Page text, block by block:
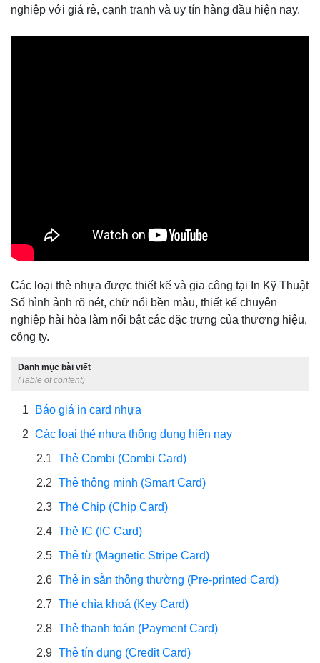
nghiệp với giá rẻ, cạnh tranh và uy tín hàng đầu hiện nay.
Các loại thẻ nhựa được thiết kế và gia công tại In Kỹ Thuật
Số hình ảnh rõ nét, chữ nổi bền màu, thiết kế chuyên
nghiệp hài hòa làm nổi bật các đặc trưng của thương hiệu,
công ty.
Danh mục bài viết
(Table of content)
1
Báo giá in card nhựa
2 Các loại thẻ nhựa thông dụng hiện nay
2.1 Thẻ Combi (Combi Card)
2.2 Thẻ thông minh (Smart Card)
2.3 Thẻ Chip (Chip Card)
2.4 Thẻ IC (IC Card)
2.5 Thẻ từ (Magnetic Stripe Card)
2.6 Thẻ in sẵn thông thường (Pre-printed Card)
2.7 Thẻ chìa khoá (Key Card)
2.8 Thẻ thanh toán (Payment Card)
2.9 Thẻ tín dụng (Credit Card)